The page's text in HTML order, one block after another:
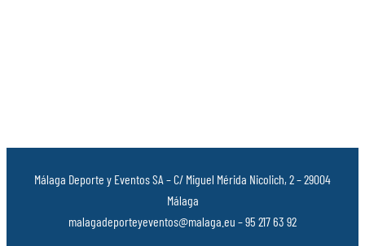
Málaga Deporte y Eventos SA – C/ Miguel Mérida Nicolich, 2 – 29004
Málaga
malagadeporteyeventos@malaga.eu – 95 217 63 92